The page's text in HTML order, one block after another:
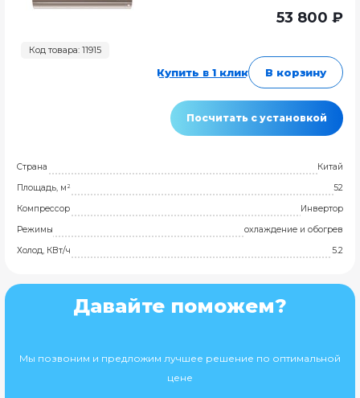
Код товара: 11915
53 800 ₽
Купить в 1 клик В корзину
Посчитать с установкой
Страна
Китай
Площадь, м²
52
Компрессор
Инвертор
Режимы
охлаждение и обогрев
Холод, КВт/ч
5.2
Давайте поможем?
Мы позвоним и предложим лучшее решение по оптимальной
цене